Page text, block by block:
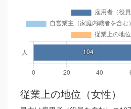
従業上の地位（女性）